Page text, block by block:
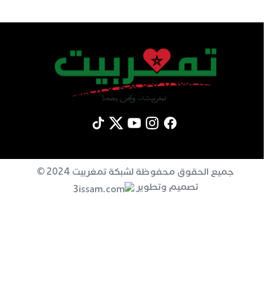
جميع الحقوق محفوظة لشبكة تمغربيت 2024 ©
تصميم وتطوير